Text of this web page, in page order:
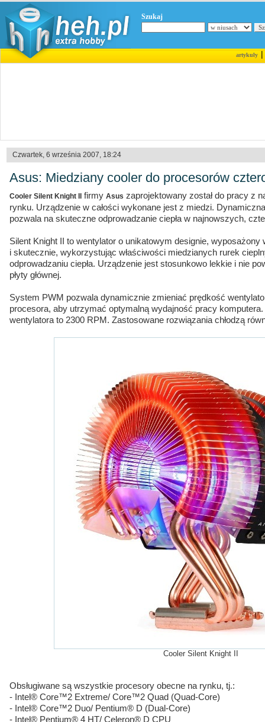
Szukaj
artykuły|
Czwartek, 6 września 2007, 18:24
Asus: Miedziany cooler do procesorów
Cooler Silent Knight II firmy Asus zaprojektowany został do pracy z
rynku. Urządzenie w całości wykonane jest z miedzi.
pozwala na skuteczne odprowadzanie ciepła w najnowszych,
Silent Knight II to wentylator o unikatowym designie, wyposażony
i skutecznie, wykorzystując właściwości miedzianych rurek
odprowadzaniu ciepła. Urządzenie jest stosunkowo lekkie i nie
płyty głównej.
System PWM pozwala dynamicznie zmieniać prędkość
procesora, aby utrzymać optymalną wydajność pracy
wentylatora to 2300 RPM. Zastosowane rozwiązania chłodzą
Cooler Silent Knight II
Obsługiwane są wszystkie procesory obecne na rynku, tj.:
- Intel® Core™2 Extreme/ Core™2 Quad (Quad-Core)
- Intel® Core™2 Duo/ Pentium® D (Dual-Core)
- Intel® Pentium® 4 HT/ Celeron® D CPU